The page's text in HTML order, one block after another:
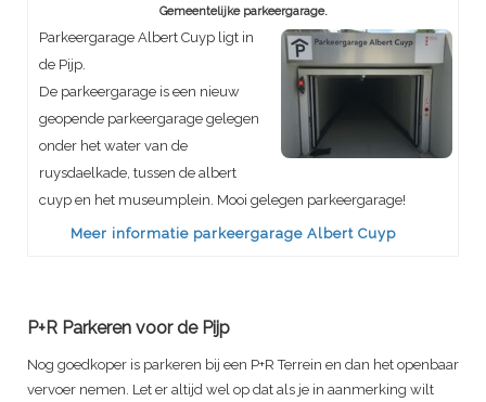
Gemeentelijke parkeergarage.
Parkeergarage Albert Cuyp ligt in
de Pijp.
De parkeergarage is een nieuw
geopende parkeergarage gelegen
onder het water van de
ruysdaelkade, tussen de albert
cuyp en het museumplein. Mooi gelegen parkeergarage!
Meer informatie parkeergarage Albert Cuyp
P+R Parkeren voor de Pijp
Nog goedkoper is parkeren bij een P+R Terrein en dan het openbaar
vervoer nemen. Let er altijd wel op dat als je in aanmerking wilt